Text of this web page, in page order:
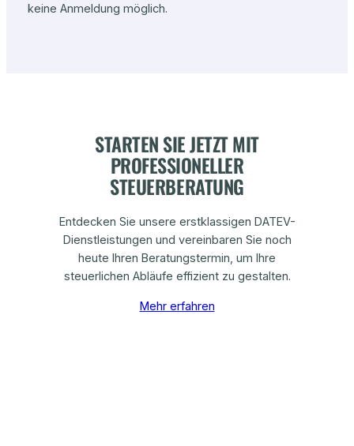
keine Anmeldung möglich.
STARTEN SIE JETZT MIT
PROFESSIONELLER
STEUERBERATUNG
Entdecken Sie unsere erstklassigen DATEV-
Dienstleistungen und vereinbaren Sie noch
heute Ihren Beratungstermin, um Ihre
steuerlichen Abläufe effizient zu gestalten.
Mehr erfahren